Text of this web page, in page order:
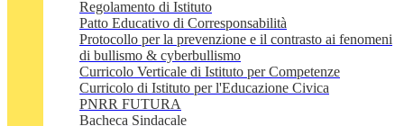
Regolamento di Istituto
Patto Educativo di Corresponsabilità
Protocollo per la prevenzione e il contrasto ai fenomeni
di bullismo & cyberbullismo
Curricolo Verticale di Istituto per Competenze
Curricolo di Istituto per l'Educazione Civica
PNRR FUTURA
Bacheca Sindacale